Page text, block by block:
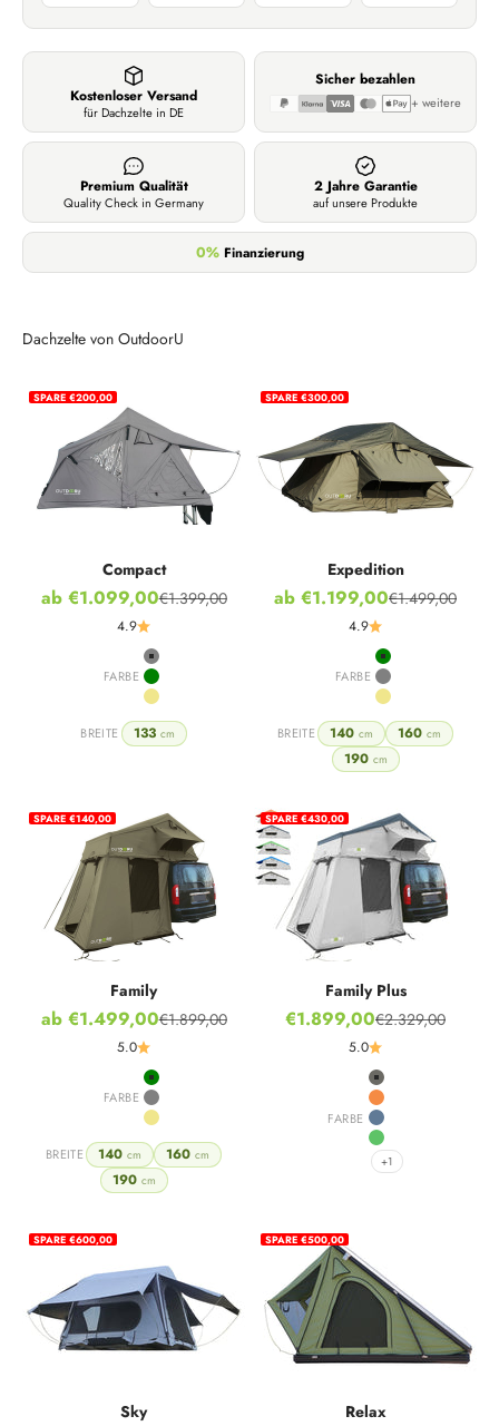
Kostenloser Versand
für Dachzelte in DE
Sicher bezahlen
+ weitere
Premium Qualität
Quality Check in Germany
2 Jahre Garantie
auf unsere Produkte
0%Finanzierung
Dachzelte von OutdoorU
SPARE €200,00
Compact
Angebot
ab €1.099,00Regulärer Preis
€1.399,00
4.9
FARBE
Grey
Green
Khaki
BREITE 133 cm
SPARE €300,00
Expedition
Angebot
ab €1.199,00Regulärer Preis
€1.499,00
4.9
FARBE
Green
Grey
Khaki
BREITE 140cm 160cm
190 cm
SPARE €140,00
Family
Angebot
ab €1.499,00Regulärer Preis
€1.899,00
5.0
FARBE
Green
Grey
Khaki
BREITE 140cm 160cm
190 cm
SPARE €430,00
Family Plus
Angebot
€1.899,00Regulärer Preis
€2.329,00
5.0
FARBE
Stone Grey
Hot Orange
Nordic Blue
Ivy Green
+1
SPARE €600,00
Sky
SPARE €500,00
Relax